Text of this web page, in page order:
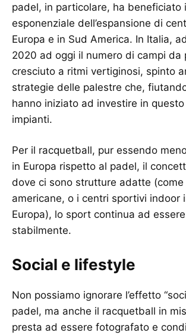
padel, in particolare, ha beneficiato
esponenziale dell’espansione di
Europa e in Sud America. In Italia,
2020 ad oggi il numero di campi da
cresciuto a ritmi vertiginosi, spinto
strategie delle palestre che,
hanno iniziato ad investire in
impianti.
Per il racquetball, pur essendo
in Europa rispetto al padel, il
dove ci sono strutture adatte (come
americane, o i centri sportivi indoor
Europa), lo sport continua ad
stabilmente.
Social e lifestyle
Non possiamo ignorare l’effetto
padel, ma anche il racquetball in
presta ad essere fotografato e